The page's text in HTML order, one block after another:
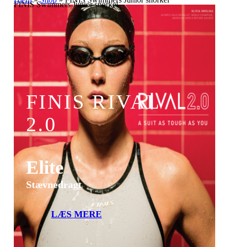
FINIS Swimmers Junior snorkel
FINIS RIVAL
2.0
Elite
Stævnedragt
LÆS MERE